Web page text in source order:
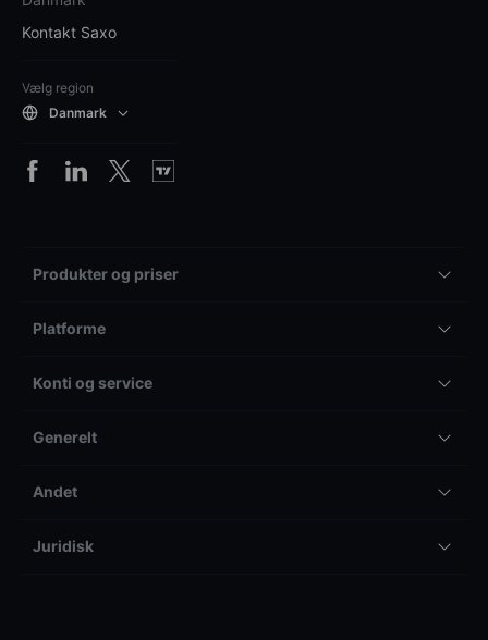
Kontakt Saxo
Vælg region
Danmark
Produkter og priser
Platforme
Konti og service
Generelt
Andet
Juridisk